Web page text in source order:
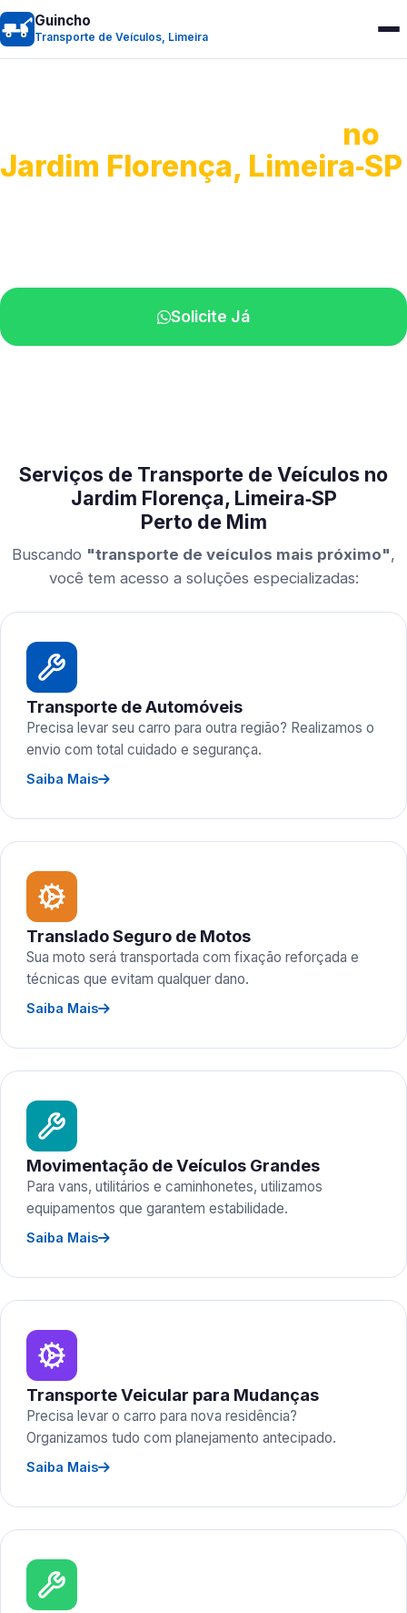
Guincho
Transporte de Veículos, Limeira
no
Jardim Florença, Limeira‑SP
Solicite Já
Serviços de Transporte de Veículos no
Jardim Florença, Limeira‑SP
Perto de Mim
Buscando "transporte de veículos mais próximo",
você tem acesso a soluções especializadas:
Transporte de Automóveis
Precisa levar seu carro para outra região? Realizamos o
envio com total cuidado e segurança.
Saiba Mais
Translado Seguro de Motos
Sua moto será transportada com fixação reforçada e
técnicas que evitam qualquer dano.
Saiba Mais
Movimentação de Veículos Grandes
Para vans, utilitários e caminhonetes, utilizamos
equipamentos que garantem estabilidade.
Saiba Mais
Transporte Veicular para Mudanças
Precisa levar o carro para nova residência?
Organizamos tudo com planejamento antecipado.
Saiba Mais